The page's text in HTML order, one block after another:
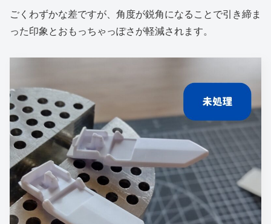
ごくわずかな差ですが、角度が鋭角になることで引き締ま
った印象とおもっちゃっぽさが軽減されます。